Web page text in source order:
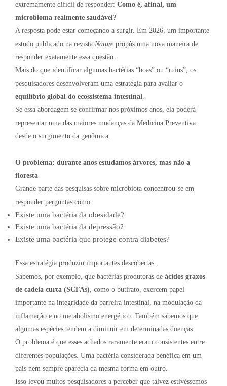
extremamente difícil de responder: Como é, afinal, um
microbioma realmente saudável?
A resposta pode estar começando a surgir. Em 2026, um importante
estudo publicado na revista Nature propôs uma nova maneira de
responder exatamente essa questão.
Mais do que identificar algumas bactérias “boas” ou “ruins”, os
pesquisadores desenvolveram uma estratégia para avaliar o
equilíbrio global do ecossistema intestinal.
Se essa abordagem se confirmar nos próximos anos, ela poderá
representar uma das maiores mudanças da Medicina Preventiva
desde o surgimento da genômica.
O problema: durante anos estudamos árvores, mas não a
floresta
Grande parte das pesquisas sobre microbiota concentrou-se em
responder perguntas como:
Existe uma bactéria da obesidade?
Existe uma bactéria da depressão?
Existe uma bactéria que protege contra diabetes?
Essa estratégia produziu importantes descobertas.
Sabemos, por exemplo, que bactérias produtoras de ácidos graxos
de cadeia curta (SCFAs) , como o butirato, exercem papel
importante na integridade da barreira intestinal, na modulação da
inflamação e no metabolismo energético. Também sabemos que
algumas espécies tendem a diminuir em determinadas doenças.
O problema é que esses achados raramente eram consistentes entre
diferentes populações. Uma bactéria considerada benéfica em um
país nem sempre aparecia da mesma forma em outro.
Isso levou muitos pesquisadores a perceber que talvez estivéssemos